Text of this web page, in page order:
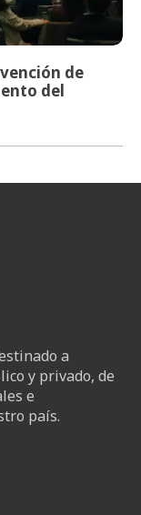
de
del
a
y privado, de
e
país.